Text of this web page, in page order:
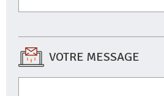
VOTRE MESSAGE